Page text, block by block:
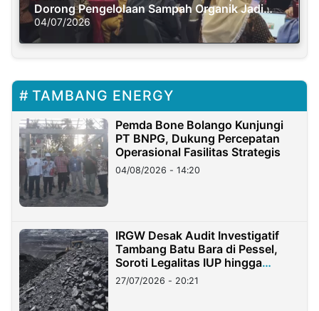
Dorong Pengelolaan Sampah Organik Jadi
Solusi Krisis Iklim
04/07/2026
TAMBANG ENERGY
Pemda Bone Bolango Kunjungi
PT BNPG, Dukung Percepatan
Operasional Fasilitas Strategis
04/08/2026 - 14:20
IRGW Desak Audit Investigatif
Tambang Batu Bara di Pessel,
Soroti Legalitas IUP hingga
Stockpile
27/07/2026 - 20:21